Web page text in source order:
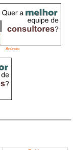
Anúncio